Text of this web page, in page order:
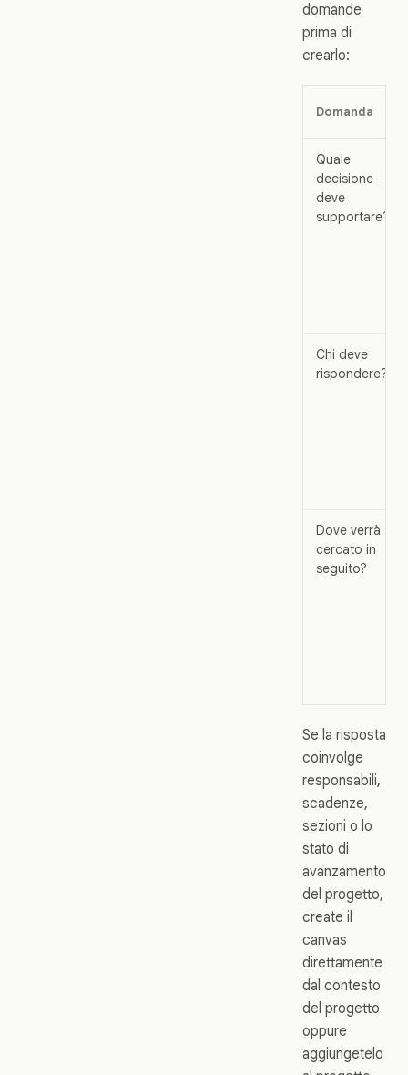
domande
prima di
crearlo:
Domanda
Quale
decisione
deve
supportare?
Chi deve
rispondere?
Dove verrà
cercato in
seguito?
Se la risposta
coinvolge
responsabili,
scadenze,
sezioni o lo
stato di
avanzamento
del progetto,
create il
canvas
direttamente
dal contesto
del progetto
oppure
aggiungetelo